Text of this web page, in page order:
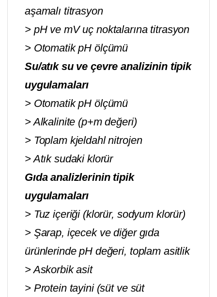
aşamalı titrasyon
> pH ve mV uç noktalarına titrasyon
> Otomatik pH ölçümü
Su/atık su ve çevre analizinin tipik
uygulamaları
> Otomatik pH ölçümü
> Alkalinite (p+m değeri)
> Toplam kjeldahl nitrojen
> Atık sudaki klorür
Gıda analizlerinin tipik
uygulamaları
> Tuz içeriği (klorür, sodyum klorür)
> Şarap, içecek ve diğer gıda
ürünlerinde pH değeri, toplam asitlik
> Askorbik asit
> Protein tayini (süt ve süt